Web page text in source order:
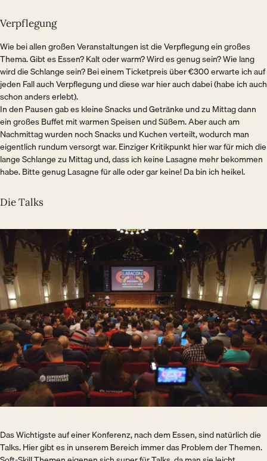
Verpflegung
Wie bei allen großen Veranstaltungen ist die Verpflegung ein großes
Thema. Gibt es Essen? Kalt oder warm? Wird es genug sein? Wie lang
wird die Schlange sein? Bei einem Ticketpreis über €300 erwarte ich auf
jeden Fall auch Verpflegung und diese war hier auch dabei (habe ich auch
schon anders erlebt).
In den Pausen gab es kleine Snacks und Getränke und zu Mittag dann
ein großes Buffet mit warmen Speisen und Süßem. Aber auch am
Nachmittag wurden noch Snacks und Kuchen verteilt, wodurch man
eigentlich rundum versorgt war. Einziger Kritikpunkt hier war für mich die
lange Schlange zu Mittag und, dass ich keine Lasagne mehr bekommen
habe. Bitte genug Lasagne für alle oder gar keine! Da bin ich heikel.
Die Talks
Das Wichtigste auf einer Konferenz, nach dem Essen, sind natürlich die
Talks. Hier gibt es in unserem Bereich immer das Problem der Themen.